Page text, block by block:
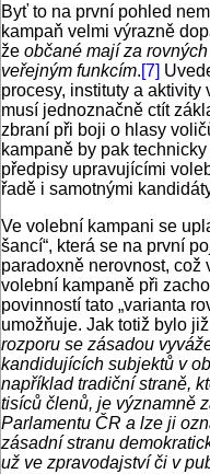
Byť to na první pohled
kampaň velmi výrazně
že občané mají za
veřejným funkcím.[7]
procesy, instituty a
musí jednoznačně ctít
zbraní při boji o hlasy
kampaně by pak
předpisy upravujícími
řadě i samotnými
Ve volební kampani se
šancí“, která se na první
paradoxně nerovnost, což
volební kampaně při
povinností tato „varianta
umožňuje. Jak totiž bylo
rozporu se zásadou
kandidujících subjektů v
například tradiční straně,
tisíců členů, je významně
Parlamentu ČR a lze ji
zásadní stranu
už ve zpravodajství či v